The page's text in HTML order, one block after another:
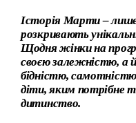
Історія Марти – лише
розкривають
Щодня жінки на
своєю залежністю, а й
бідністю,
діти, яким потрібне
дитинство.